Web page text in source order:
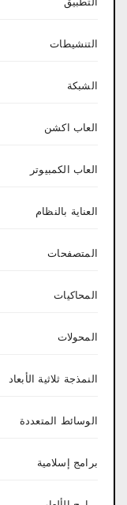
التنشيطات
الشبكة
العاب اكشن
العاب الكمبيوتر
العناية بالنظام
المتصفحات
المحاكيات
المحولات
النمذجة ثلاثية الأبعاد
الوسائط المتعددة
برامج إسلامية